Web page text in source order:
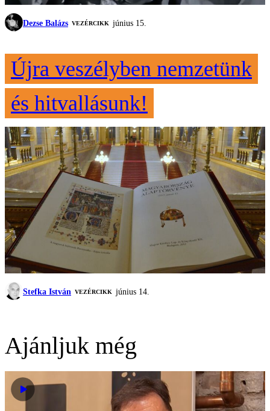
Dezse Balázs VEZÉRCIKK június 15.
Újra veszélyben nemzetünk
és hitvallásunk!
Stefka István VEZÉRCIKK június 14.
Ajánljuk még